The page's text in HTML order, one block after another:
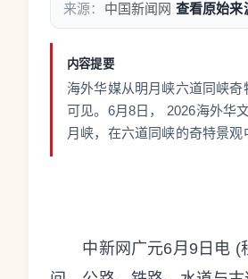
来源： 中国新闻网 查看原始来
内容提要
海外华媒从明月峡六道同峡
可见。6月8日， 2026海外华
月峡，在六道同峡的奇特景观
中新网广元6月9日电 (程